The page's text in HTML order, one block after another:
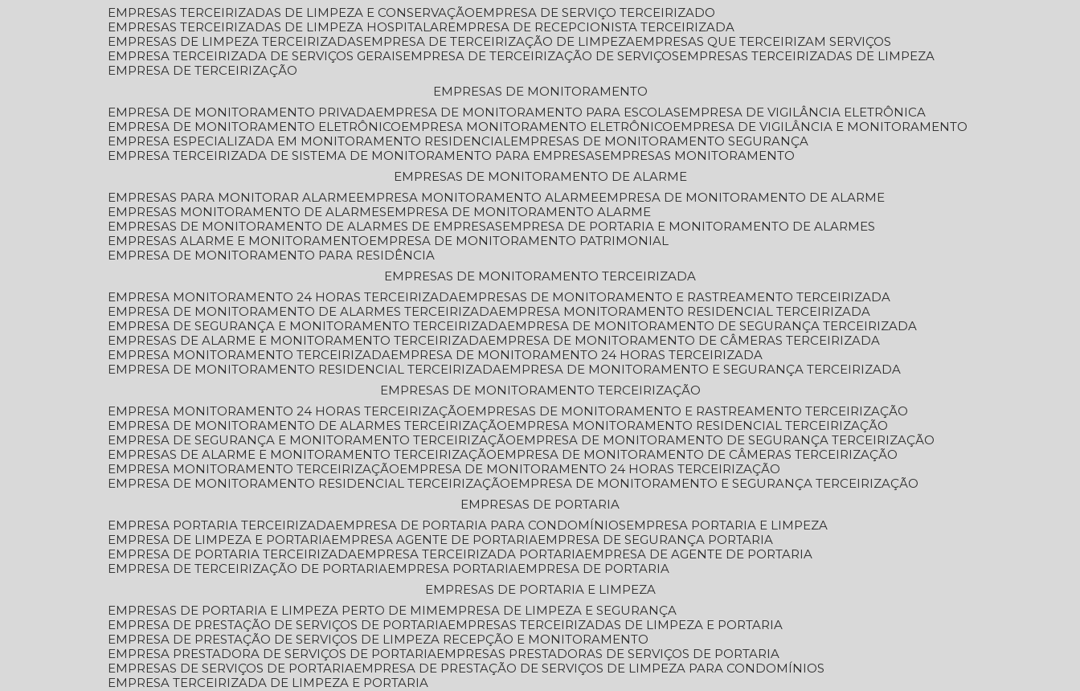
EMPRESAS TERCEIRIZADAS DE LIMPEZA E CONSERVAÇÃO
EMPRESA DE SERVIÇO TERCEIRIZADO
EMPRESAS TERCEIRIZADAS DE LIMPEZA HOSPITALAR
EMPRESA DE RECEPCIONISTA TERCEIRIZADA
EMPRESAS DE LIMPEZA TERCEIRIZADAS
EMPRESA DE TERCEIRIZAÇÃO DE LIMPEZA
EMPRESAS QUE TERCEIRIZAM SERVIÇOS
EMPRESA TERCEIRIZADA DE SERVIÇOS GERAIS
EMPRESA DE TERCEIRIZAÇÃO DE SERVIÇOS
EMPRESAS TERCEIRIZADAS DE LIMPEZA
EMPRESA DE TERCEIRIZAÇÃO
EMPRESAS DE MONITORAMENTO
EMPRESA DE MONITORAMENTO PRIVADA
EMPRESA DE MONITORAMENTO PARA ESCOLAS
EMPRESA DE VIGILÂNCIA ELETRÔNICA
EMPRESA DE MONITORAMENTO ELETRÔNICO
EMPRESA MONITORAMENTO ELETRÔNICO
EMPRESA DE VIGILÂNCIA E MONITORAMENTO
EMPRESA ESPECIALIZADA EM MONITORAMENTO RESIDENCIAL
EMPRESAS DE MONITORAMENTO SEGURANÇA
EMPRESA TERCEIRIZADA DE SISTEMA DE MONITORAMENTO PARA EMPRESAS
EMPRESAS MONITORAMENTO
EMPRESAS DE MONITORAMENTO DE ALARME
EMPRESAS PARA MONITORAR ALARME
EMPRESA MONITORAMENTO ALARME
EMPRESA DE MONITORAMENTO DE ALARME
EMPRESAS MONITORAMENTO DE ALARMES
EMPRESA DE MONITORAMENTO ALARME
EMPRESAS DE MONITORAMENTO DE ALARMES DE EMPRESAS
EMPRESA DE PORTARIA E MONITORAMENTO DE ALARMES
EMPRESAS ALARME E MONITORAMENTO
EMPRESA DE MONITORAMENTO PATRIMONIAL
EMPRESA DE MONITORAMENTO PARA RESIDÊNCIA
EMPRESAS DE MONITORAMENTO TERCEIRIZADA
EMPRESA MONITORAMENTO 24 HORAS TERCEIRIZADA
EMPRESAS DE MONITORAMENTO E RASTREAMENTO TERCEIRIZADA
EMPRESA DE MONITORAMENTO DE ALARMES TERCEIRIZADA
EMPRESA MONITORAMENTO RESIDENCIAL TERCEIRIZADA
EMPRESA DE SEGURANÇA E MONITORAMENTO TERCEIRIZADA
EMPRESA DE MONITORAMENTO DE SEGURANÇA TERCEIRIZADA
EMPRESAS DE ALARME E MONITORAMENTO TERCEIRIZADA
EMPRESA DE MONITORAMENTO DE CÂMERAS TERCEIRIZADA
EMPRESA MONITORAMENTO TERCEIRIZADA
EMPRESA DE MONITORAMENTO 24 HORAS TERCEIRIZADA
EMPRESA DE MONITORAMENTO RESIDENCIAL TERCEIRIZADA
EMPRESA DE MONITORAMENTO E SEGURANÇA TERCEIRIZADA
EMPRESAS DE MONITORAMENTO TERCEIRIZAÇÃO
EMPRESA MONITORAMENTO 24 HORAS TERCEIRIZAÇÃO
EMPRESAS DE MONITORAMENTO E RASTREAMENTO TERCEIRIZAÇÃO
EMPRESA DE MONITORAMENTO DE ALARMES TERCEIRIZAÇÃO
EMPRESA MONITORAMENTO RESIDENCIAL TERCEIRIZAÇÃO
EMPRESA DE SEGURANÇA E MONITORAMENTO TERCEIRIZAÇÃO
EMPRESA DE MONITORAMENTO DE SEGURANÇA TERCEIRIZAÇÃO
EMPRESAS DE ALARME E MONITORAMENTO TERCEIRIZAÇÃO
EMPRESA DE MONITORAMENTO DE CÂMERAS TERCEIRIZAÇÃO
EMPRESA MONITORAMENTO TERCEIRIZAÇÃO
EMPRESA DE MONITORAMENTO 24 HORAS TERCEIRIZAÇÃO
EMPRESA DE MONITORAMENTO RESIDENCIAL TERCEIRIZAÇÃO
EMPRESA DE MONITORAMENTO E SEGURANÇA TERCEIRIZAÇÃO
EMPRESAS DE PORTARIA
EMPRESA PORTARIA TERCEIRIZADA
EMPRESA DE PORTARIA PARA CONDOMÍNIOS
EMPRESA PORTARIA E LIMPEZA
EMPRESA DE LIMPEZA E PORTARIA
EMPRESA AGENTE DE PORTARIA
EMPRESA DE SEGURANÇA PORTARIA
EMPRESA DE PORTARIA TERCEIRIZADA
EMPRESA TERCEIRIZADA PORTARIA
EMPRESA DE AGENTE DE PORTARIA
EMPRESA DE TERCEIRIZAÇÃO DE PORTARIA
EMPRESA PORTARIA
EMPRESA DE PORTARIA
EMPRESAS DE PORTARIA E LIMPEZA
EMPRESAS DE PORTARIA E LIMPEZA PERTO DE MIM
EMPRESA DE LIMPEZA E SEGURANÇA
EMPRESA DE PRESTAÇÃO DE SERVIÇOS DE PORTARIA
EMPRESAS TERCEIRIZADAS DE LIMPEZA E PORTARIA
EMPRESA DE PRESTAÇÃO DE SERVIÇOS DE LIMPEZA RECEPÇÃO E MONITORAMENTO
EMPRESA PRESTADORA DE SERVIÇOS DE PORTARIA
EMPRESAS PRESTADORAS DE SERVIÇOS DE PORTARIA
EMPRESAS DE SERVIÇOS DE PORTARIA
EMPRESA DE PRESTAÇÃO DE SERVIÇOS DE LIMPEZA PARA CONDOMÍNIOS
EMPRESA TERCEIRIZADA DE LIMPEZA E PORTARIA